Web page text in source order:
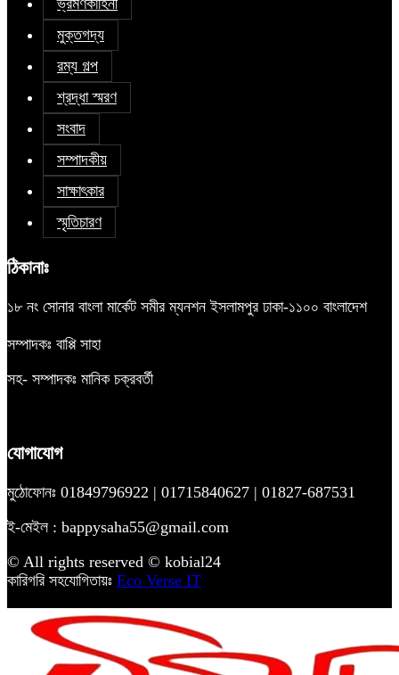
মুক্তগদ্য
রম্য গল্প
শ্রদ্ধা স্মরণ
সংবাদ
সম্পাদকীয়
সাক্ষাৎকার
স্মৃতিচারণ
ঠিকানাঃ
১৮ নং সোনার বাংলা মার্কেট সমীর ম্যনশন ইসলামপুর ঢাকা-১১০০ বাংলাদেশ
সম্পাদকঃ বাপ্পি সাহা
সহ- সম্পাদকঃ মানিক চক্রবর্তী
যোগাযোগ
মুঠোফোনঃ 01849796922 | 01715840627 | 01827-687531
ই-মেইল : bappysaha55@gmail.com
© All rights reserved © kobial24
কারিগরি সহযোগিতায়ঃ Eco Verse IT